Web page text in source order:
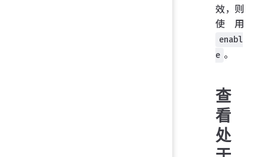
效，则
使用
enabl
e 。
查
看
处